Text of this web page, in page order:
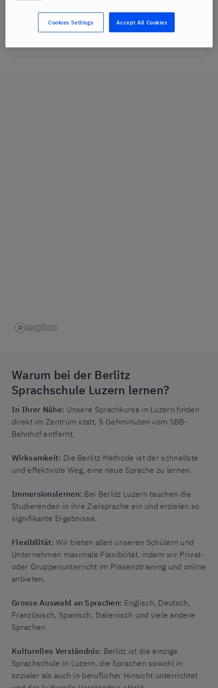
Bürozeiten:
Montag - Freitag
Warum bei der Berlitz
Sprachschule Luzern lernen?
In Ihrer Nähe: Unsere Sprachkurse in Luzern finden
direkt im Zentrum statt, 5 Gehminuten vom SBB-
Bahnhof entfernt.
Wirksamkeit: Die Berlitz Methode ist der schnellste
und effektivste Weg, eine neue Sprache zu lernen.
Immersionslernen: Bei Berlitz Luzern tauchen die
Studierenden in ihre Zielsprache ein und erzielen so
signifikante Ergebnisse.
Flexibilität:Wir bieten allen unseren Schülern und
Unternehmen maximale Flexibilität, indem wir Privat-
oder Gruppenunterricht im Präsenztraining und online
anbieten.
Grosse Auswahl an Sprachen: Englisch, Deutsch,
Französisch, Spanisch, Italienisch und viele andere
Sprachen
Kulturelles Verständnis: Berlitz ist die einzige
Sprachschule in Luzern, die Sprachen sowohl in
sozialer als auch in beruflicher Hinsicht unterrichtet
Accept All Cookies
Cookies Settings